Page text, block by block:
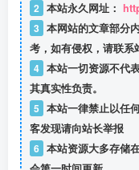
2 本站永久网址：
3 本网站的文章部分
考，如有侵权，请联系
4 本站一切资源不代
其真实性负责。
5 本站一律禁止以任
客发现请向站长举报
6 本站资源大多存储